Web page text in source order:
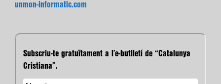
unmon-informatic.com
Subscriu-te gratuïtament a l’e-butlletí de “Catalunya
Cristiana”.